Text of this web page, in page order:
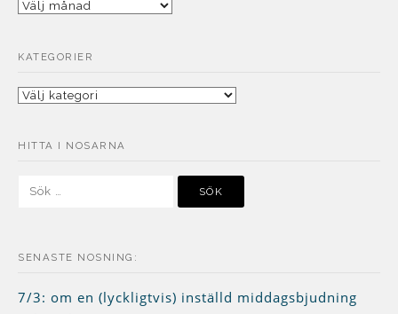
Arkiv
KATEGORIER
Kategorier
HITTA I NOSARNA
SENASTE NOSNING:
7/3: om en (lyckligtvis) inställd middagsbjudning